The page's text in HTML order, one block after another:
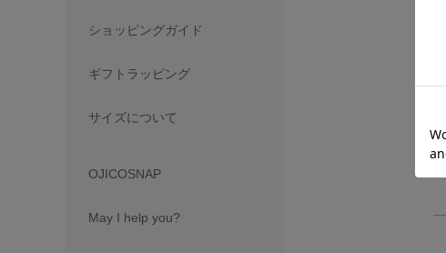
ショッピングガイド
ギフトラッピング
サイズについて
OJICOSNAP
May I help you?